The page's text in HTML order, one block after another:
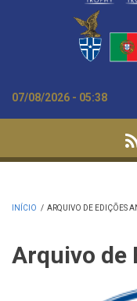
07/08/2026 - 05:38
INÍCIO / ARQUIVO DE EDIÇÕES
Arquivo de